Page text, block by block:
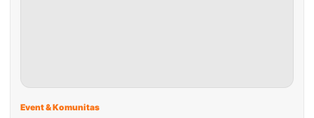
Event & Komunitas